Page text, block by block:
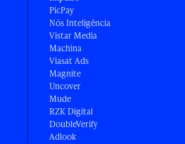
PicPay
Nós Inteligência
Vistar Media
Machina
Viasat Ads
Magnite
Uncover
Mude
RZK Digital
DoubleVerify
Adlook